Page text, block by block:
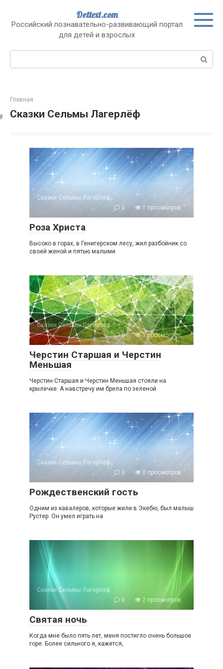
контенту
Dettext.com
Российский познавательно-развивающий портал
для детей и взрослых
Поиск:
Главная
Сказки Сельмы Лагерлёф
Сказки Сельмы Лагерлёф
0
1 просмотров
Роза Христа
Высоко в горах, в Генигерском лесу, жил разбойник со
своей женой и пятью малыми
Сказки Сельмы Лагерлёф
0
1 просмотров
Черстин Старшая и Черстин
Меньшая
Черстин Старшая и Черстин Меньшая стояли на
крылечке. А навстречу им брела по зеленой
Сказки Сельмы Лагерлёф
0
0 просмотров
Рождественский гость
Одним из кавалеров, которые жили в Экебю, был малыш
Рустер. Он умел играть на
Сказки Сельмы Лагерлёф
0
2 просмотров
Святая ночь
Когда мне было пять лет, меня постигло очень большое
горе. Более сильного я, кажется,